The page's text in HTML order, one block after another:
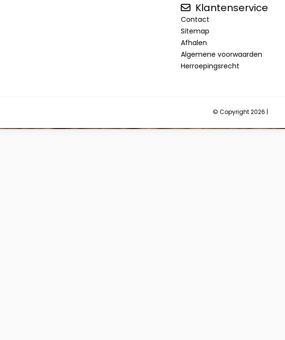
Klantenservice
Contact
Sitemap
Afhalen
Algemene voorwaarden
Herroepingsrecht
© Copyright 2026 |